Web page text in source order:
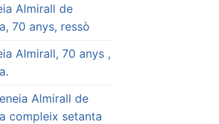
Almirall de
70 anys, ressò
Almirall, 70 anys ,
Almirall de
compleix setanta